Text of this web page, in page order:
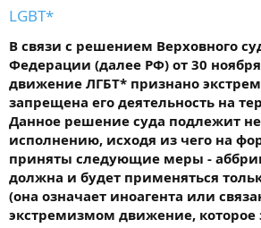
LGBT*
В связи с решением Верховного
Федерации (далее РФ) от 30 ноября
движение ЛГБТ* признано
запрещена его деятельность на
Данное решение суда подлежит
исполнению, исходя из чего на
приняты следующие меры -
должна и будет применяться
(она означает иноагента или
экстремизмом движение,